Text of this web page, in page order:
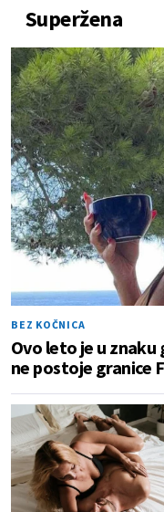
Superžena
BEZ KOČNICA
Ovo leto je u znaku
ne postoje granice